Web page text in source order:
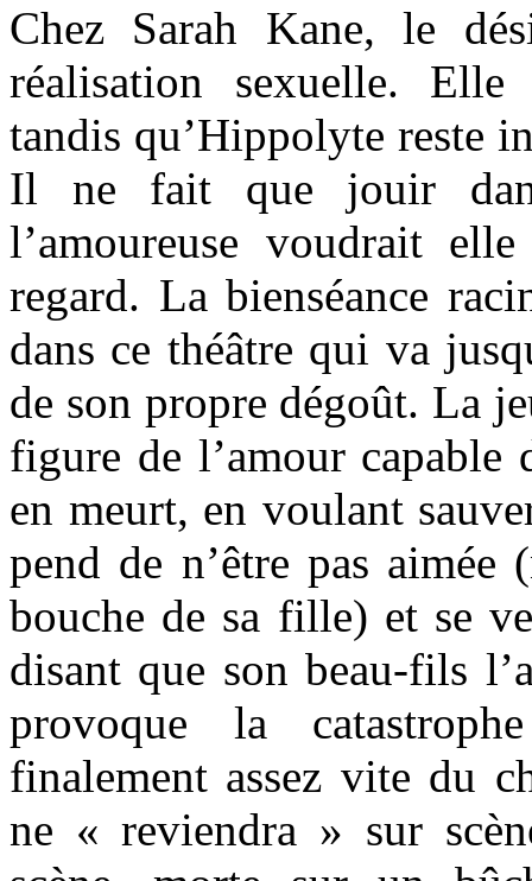
Chez Sarah Kane, le
réalisation sexuelle.
tandis qu’Hippolyte reste
Il ne fait que jouir
l’amoureuse voudrait
regard. La bienséance
dans ce théâtre qui va
de son propre dégoût. La
figure de l’amour
en meurt, en voulant
pend de n’être pas aimée
bouche de sa fille) et se
disant que son beau-fils
provoque la
finalement assez vite du
ne « reviendra » sur